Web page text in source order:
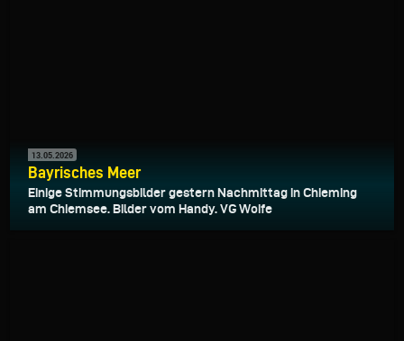
13.05.2026
Bayrisches Meer
Einige Stimmungsbilder gestern Nachmittag in Chieming
am Chiemsee. Bilder vom Handy. VG Woife